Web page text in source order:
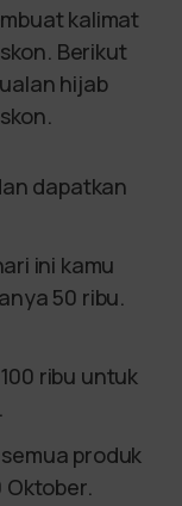
kalimat
Berikut
hijab
dapatkan
ini kamu
50 ribu.
ribu untuk
produk
Oktober.